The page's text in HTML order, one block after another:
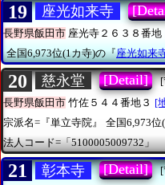
19 座光如来寺
長野県飯田市 座光寺２６３８番地
全国6,973位(1カ寺)の『座光如来
20 慈永堂 [Detail]
[
長野県飯田市 竹佐５４４番地３ [
宗派名=『単立寺院』
全国6,973位
法人コード=「5100005009732」
21 彰本寺 [Detail]
[